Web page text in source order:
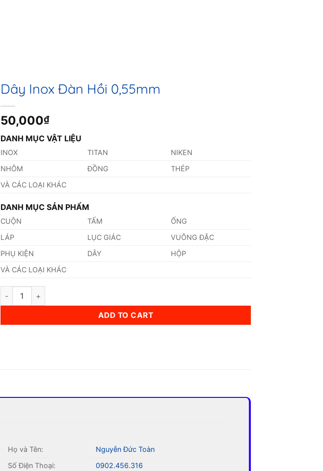
Dây Inox Đàn Hồi 0,55mm
50,000₫
DANH MỤC VẬT LIỆU
INOX TITAN
NIKEN
NHÔM
ĐỒNG
THÉP
VÀ CÁC LOẠI KHÁC
DANH MỤC SẢN PHẨM
CUỘN TẤM
ỐNG
LÁP
LỤC GIÁC
VUÔNG ĐẶC
PHỤ KIỆN
DÂY
HỘP
VÀ CÁC LOẠI KHÁC
Dây Inox Đàn Hồi 0,55mm quantity
ADD TO CART
Họ và Tên:
Nguyễn Đức Toàn
Số Điện Thoại:
0902.456.316